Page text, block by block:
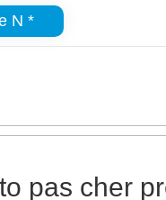
N *
pas cher